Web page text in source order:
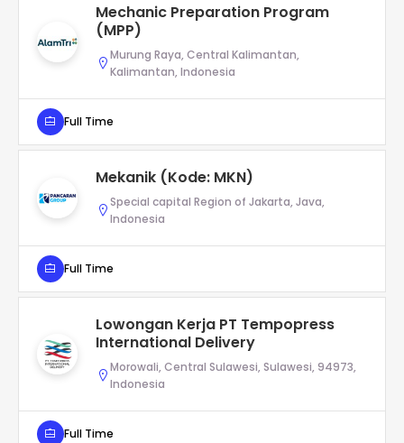
Mechanic Preparation Program
(MPP)
Murung Raya, Central Kalimantan,
Kalimantan, Indonesia
Full Time
Mekanik (Kode: MKN)
Special capital Region of Jakarta, Java,
Indonesia
Full Time
Lowongan Kerja PT Tempopress
International Delivery
Morowali, Central Sulawesi, Sulawesi, 94973,
Indonesia
Full Time